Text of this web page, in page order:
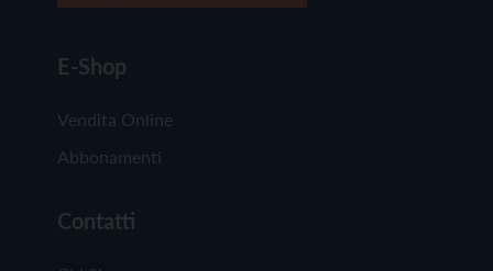
E-Shop
Vendita Online
Abbonamenti
Contatti